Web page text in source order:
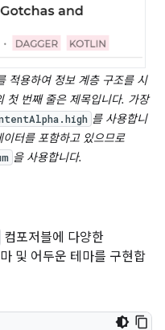
적용하여 정보 계층 구조를 시
첫 번째 줄은 제목입니다. 가장
를 사용합니
터를 포함하고 있으므로
을 사용합니다.
컴포저블에 다양한
및 어두운 테마를 구현합